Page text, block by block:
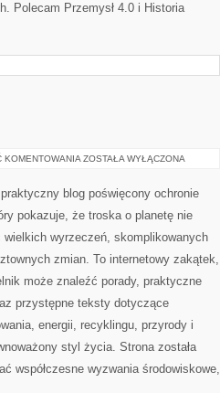
Polecam Przemysł 4.0 i Historia
KOMENTOWANIA EDUKACJA
ŻYCIA
ZOSTAŁA WYŁĄCZONA
praktyczny blog poświęcony ochronie
pokazuje, że troska o planetę nie
wielkich wyrzeczeń, skomplikowanych
zmian. To internetowy zakątek,
może znaleźć porady, praktyczne
przystępne teksty dotyczące
energii, recyklingu, przyrody i
styl życia. Strona została
współczesne wyzwania środowiskowe,